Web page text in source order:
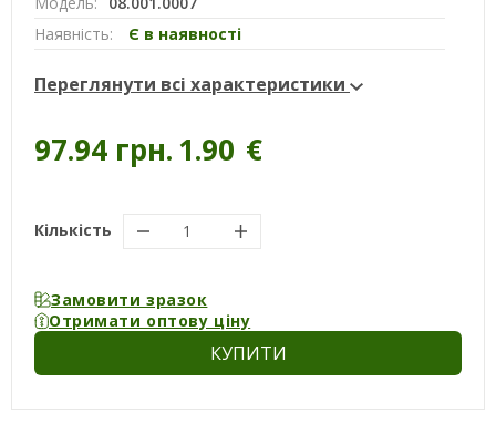
Наявність:
Є в наявності
Переглянути всі характеристики
97.94 грн. 1.90 €
Кількість
Замовити зразок
Отримати оптову ціну
КУПИТИ